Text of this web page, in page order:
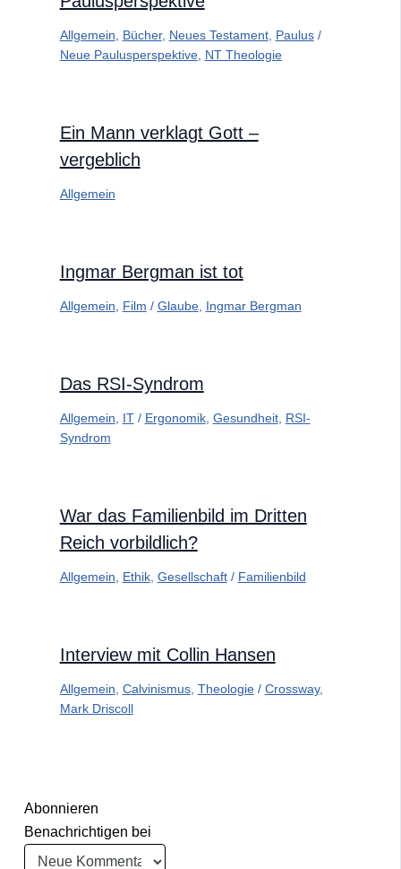
Allgemein, Bücher, Neues Testament, Paulus/
Neue Paulusperspektive, NT Theologie
Ein Mann verklagt Gott –
vergeblich
Allgemein
Ingmar Bergman ist tot
Allgemein, Film / Glaube, Ingmar Bergman
Das RSI-Syndrom
Allgemein, IT/ Ergonomik, Gesundheit, RSI-
Syndrom
War das Familienbild im Dritten
Reich vorbildlich?
Allgemein, Ethik, Gesellschaft/ Familienbild
Interview mit Collin Hansen
Allgemein, Calvinismus, Theologie/ Crossway,
Mark Driscoll
Abonnieren
Benachrichtigen bei